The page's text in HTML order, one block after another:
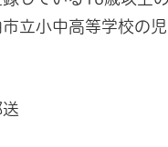
立小中高等学校の児